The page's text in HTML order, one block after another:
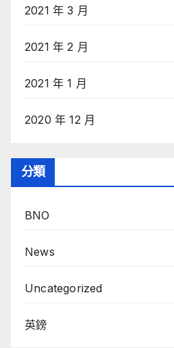
2021 年 3 月
2021 年 2 月
2021 年 1 月
2020 年 12 月
分類
BNO
News
Uncategorized
英鎊